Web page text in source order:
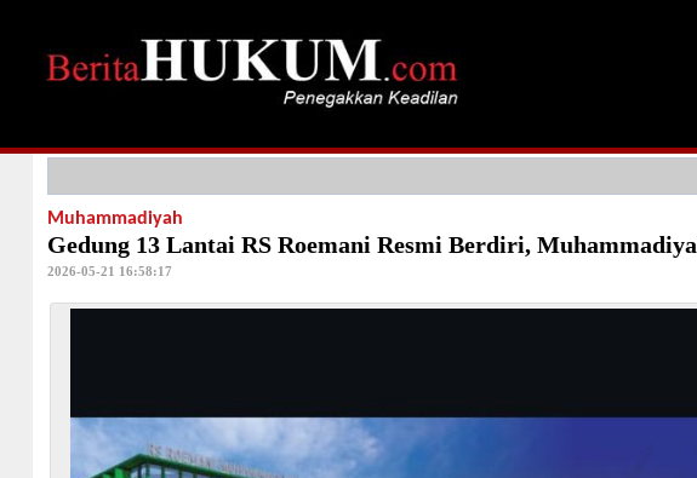
Muhammadiyah
Gedung 13 Lantai RS Roemani Resmi Berdiri,
2026-05-21 16:58:17